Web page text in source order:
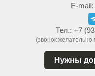
E-mail:
Тел.:+7
Нужны